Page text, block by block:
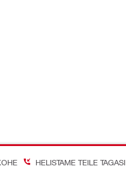
HELISTAME TEILE TAGASI